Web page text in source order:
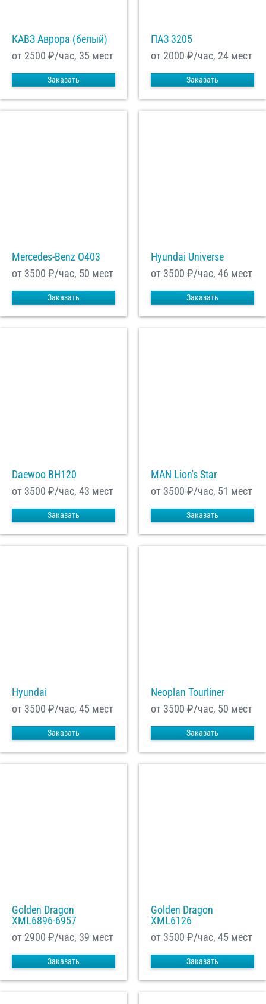
КАВЗ Аврора (белый)
от 2500 ₽/час, 35 мест
Заказать
ПАЗ 3205
от 2000 ₽/час, 24 мест
Заказать
Mercedes-Benz О403
от 3500 ₽/час, 50 мест
Заказать
Hyundai Universe
от 3500 ₽/час, 46 мест
Заказать
Daewoo ВН120
от 3500 ₽/час, 43 мест
Заказать
MAN Lion's Star
от 3500 ₽/час, 51 мест
Заказать
Hyundai
от 3500 ₽/час, 45 мест
Заказать
Neoplan Tourliner
от 3500 ₽/час, 50 мест
Заказать
Golden Dragon
XML6896-6957
от 2900 ₽/час, 39 мест
Заказать
Golden Dragon
XML6126
от 3500 ₽/час, 45 мест
Заказать